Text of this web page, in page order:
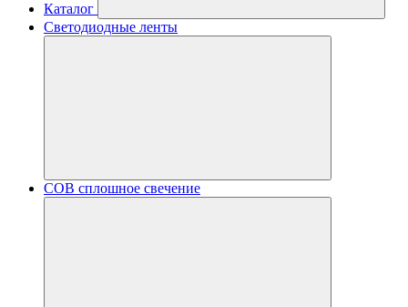
Каталог
Светодиодные ленты
COB сплошное свечение